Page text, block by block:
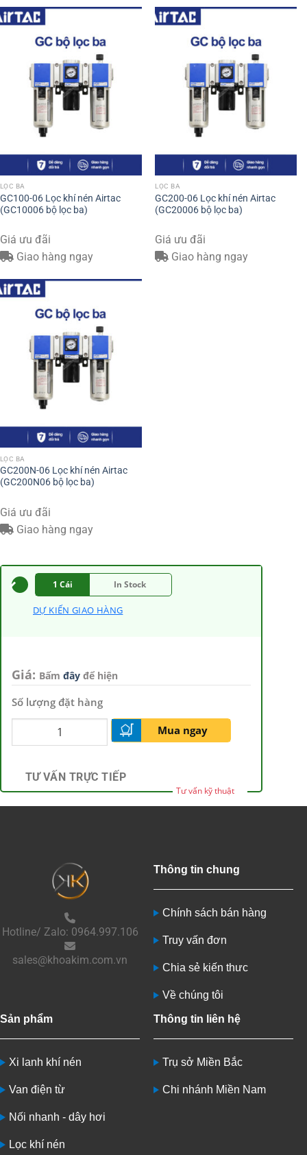
LỌC BA
GC100-06 Lọc khí nén Airtac
(GC10006 bộ lọc ba)
Giá ưu đãi
Giao hàng ngay
LỌC BA
GC200-06 Lọc khí nén Airtac
(GC20006 bộ lọc ba)
Giá ưu đãi
Giao hàng ngay
LỌC BA
GC200N-06 Lọc khí nén Airtac
(GC200N06 bộ lọc ba)
Giá ưu đãi
Giao hàng ngay
1 Cái In Stock
DỰ KIẾN GIAO HÀNG
Giá: Bấm đây để hiện
Số lượng đặt hàng
Mua ngay
TƯ VẤN TRỰC TIẾP
Tư vấn kỹ thuật
Hotline/ Zalo: 0964.997.106
sales@khoakim.com.vn
Thông tin chung
Chính sách bán hàng
Truy vấn đơn
Chia sẻ kiến thưc
Về chúng tôi
Sản phẩm
Xi lanh khí nén
Van điện từ
Nối nhanh - dây hơi
Lọc khí nén
Thông tin liên hệ
Trụ sở Miền Bắc
Chi nhánh Miền Nam